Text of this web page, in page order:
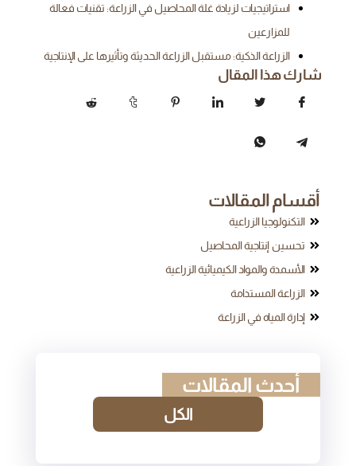
استراتيجيات لزيادة غلة المحاصيل في الزراعة: تقنيات فعالة
للمزارعين
الزراعة الذكية: مستقبل الزراعة الحديثة وتأثيرها على الإنتاجية
شارك هذا المقال
أقسام المقالات
التكنولوجيا الزراعية
تحسين إنتاجية المحاصيل
الأسمدة والمواد الكيميائية الزراعية
الزراعة المستدامة
إدارة المياه في الزراعة
أحدث المقالات
الكل